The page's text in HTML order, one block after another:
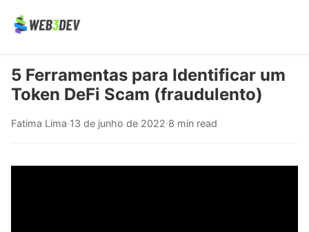
5 Ferramentas para Identificar um
Token DeFi Scam (fraudulento)
Fatima Lima·13 de junho de 2022·8 min read